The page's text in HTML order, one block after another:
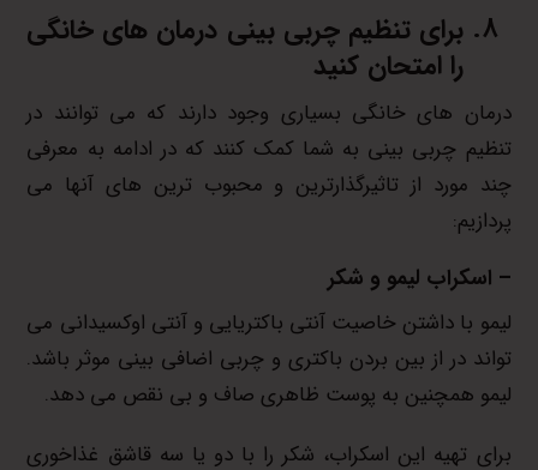
برای تنظیم چربی بینی درمان های خانگی
را امتحان کنید
درمان های خانگی بسیاری وجود دارند که می توانند در
تنظیم چربی بینی به شما کمک کنند که در ادامه به معرفی
چند مورد از تاثیرگذارترین و محبوب ترین های آنها می
پردازیم:
– اسکراب لیمو و شکر
لیمو با داشتن خاصیت آنتی باکتریایی و آنتی اوکسیدانی می
تواند در از بین بردن باکتری و چربی اضافی بینی موثر باشد.
لیمو همچنین به پوست ظاهری صاف و بی نقص می دهد.
برای تهیه این اسکراب، شکر را با دو یا سه قاشق غذاخوری